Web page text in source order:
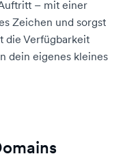
– mit einer
Zeichen und sorgst
die Verfügbarkeit
dein eigenes kleines